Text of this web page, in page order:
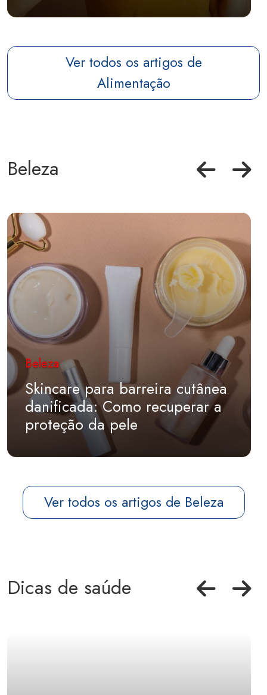
Ver todos os artigos de
Alimentação
Beleza
Beleza
Skincare para barreira cutânea
danificada: Como recuperar a
proteção da pele
Ver todos os artigos de Beleza
Dicas de saúde